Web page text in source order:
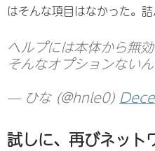
はそんな項目はなかった。詰
ヘルプには本体から無
そんなオプションない
— ひな (@hnle0)
試しに、再びネット